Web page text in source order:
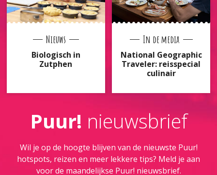
Nieuws
Biologisch in
Zutphen
In de media
National Geographic
Traveler: reisspecial
culinair
Puur! nieuwsbrief
Wil je op de hoogte blijven van de nieuwste Puur!
hotspots, reizen en meer lekkere tips? Meld je aan
voor de maandelijkse Puur! nieuwsbrief.